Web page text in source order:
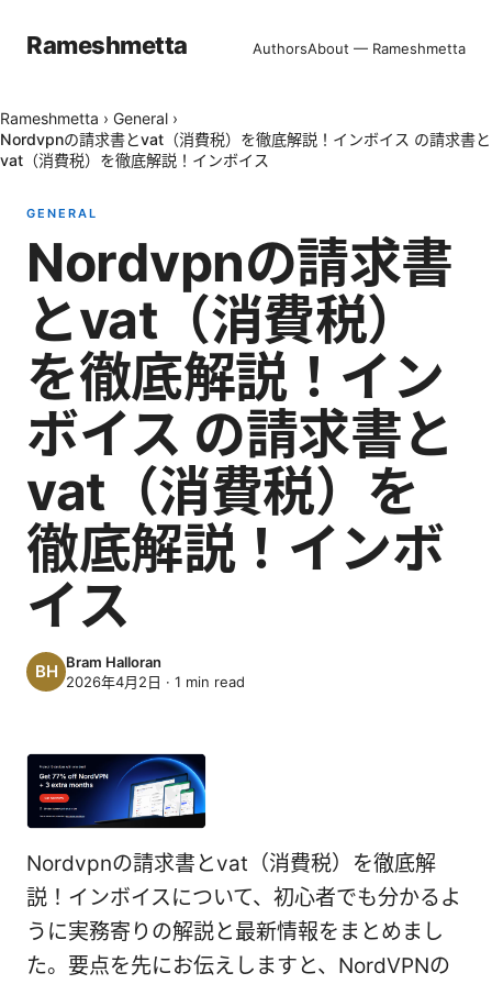
Rameshmetta AuthorsAbout — Rameshmetta
Rameshmetta › General ›
Nordvpnの請求書とvat（消費税）を徹底解説！インボイス の請求書と
vat（消費税）を徹底解説！インボイス
GENERAL
Nordvpnの請求書
とvat（消費税）
を徹底解説！イン
ボイス の請求書と
vat（消費税）を
徹底解説！インボ
イス
Bram Halloran
2026年4月2日 · 1 min read
Nordvpnの請求書とvat（消費税）を徹底解
説！インボイスについて、初心者でも分かるよ
うに実務寄りの解説と最新情報をまとめまし
た。要点を先にお伝えしますと、NordVPNの